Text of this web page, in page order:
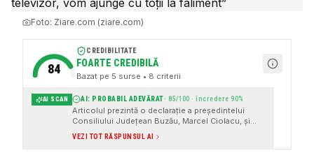
Foto: Ziare.com (ziare.com)
84
CREDIBILITATE
FOARTE CREDIBILĂ
Bazat pe 5 surse • 8 criterii
AI SCAN AI: PROBABIL ADEVĂRAT· 85/100 · încredere90%
Articolul prezintă o declarație a președintelui
Consiliului Județean Buzău, Marcel Ciolacu, și
oferă surse instituționale și link-uri către
documente pentru a susține informațiile
prezentate. De asemenea, articolul menționează
VEZI TOT RĂSPUNSUL AI